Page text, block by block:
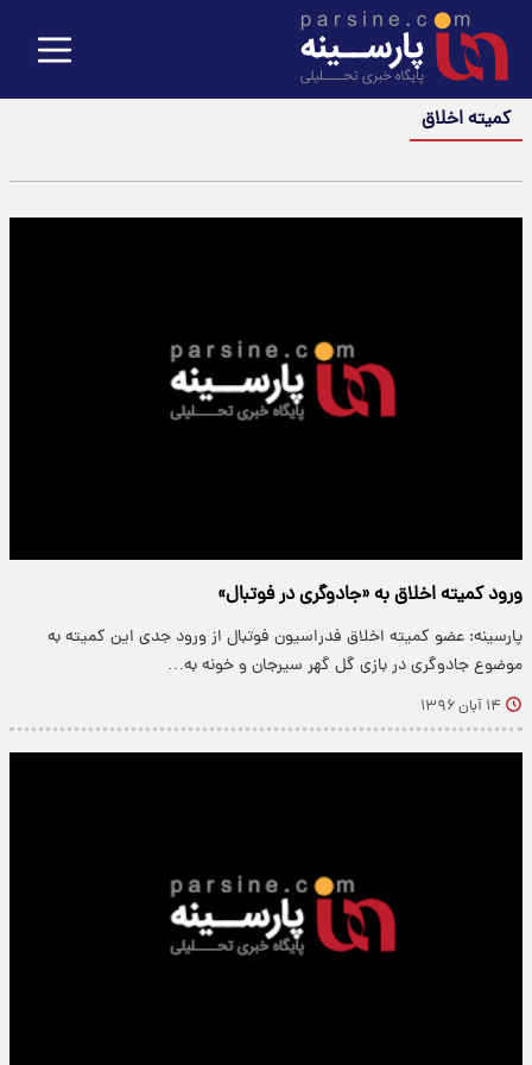
کمیته اخلاق
ورود کمیته اخلاق به «جادوگری در فوتبال»
پارسینه: عضو کمیته اخلاق فدراسیون فوتبال از ورود جدی این کمیته به
موضوع جادوگری در بازی گل گهر سیرجان و خونه به…
۱۴ آبان ۱۳۹۶